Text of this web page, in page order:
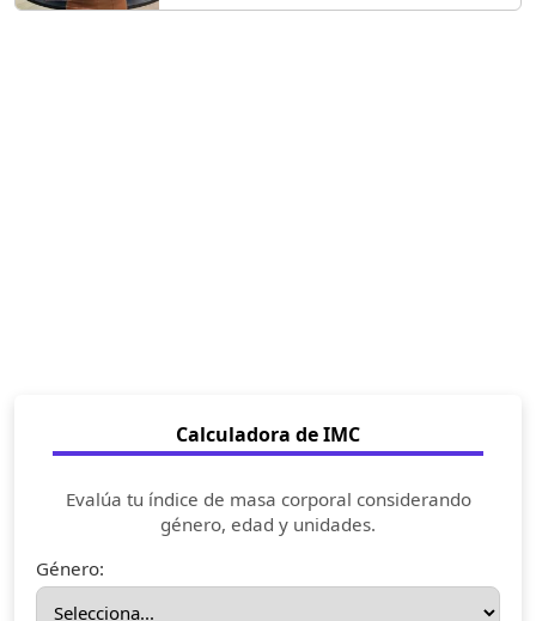
Calculadora de IMC
Evalúa tu índice de masa corporal considerando
género, edad y unidades.
Género: